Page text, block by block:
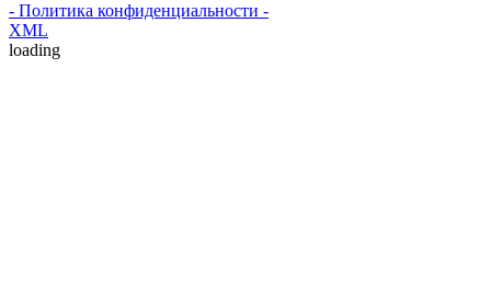
- Политика конфиденциальности -
XML
loading